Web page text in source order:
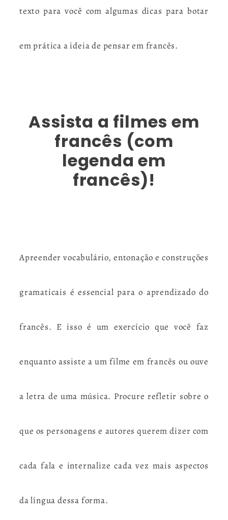
texto para você com algumas dicas para botar
em prática a ideia de pensar em francês.
Assista a filmes em
francês (com
legenda em
francês)!
Apreender vocabulário, entonação e construções
gramaticais é essencial para o aprendizado do
francês. E isso é um exercício que você faz
enquanto assiste a um filme em francês ou ouve
a letra de uma música. Procure refletir sobre o
que os personagens e autores querem dizer com
cada fala e internalize cada vez mais aspectos
da língua dessa forma.